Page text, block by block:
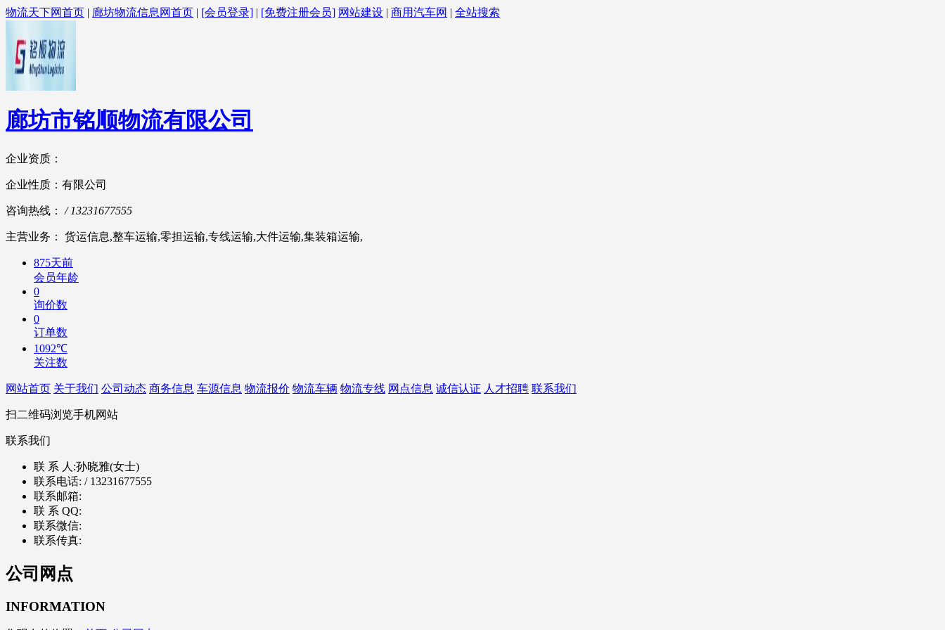
物流天下网首页 | 廊坊物流信息网首页 | [会员登录] | [免费注册会员] 网站建设 | 商用汽车网 | 全站搜索
廊坊市铭顺物流有限公司
企业资质：
企业性质：有限公司
咨询热线： / 13231677555
主营业务： 货运信息,整车运输,零担运输,专线运输,大件运输,集装箱运输,
875天前
会员年龄
0
询价数
0
订单数
1092℃
关注数
网站首页 关于我们 公司动态 商务信息 车源信息 物流报价 物流车辆 物流专线 网点信息 诚信认证 人才招聘 联系我们
扫二维码浏览手机网站
联系我们
联 系 人:孙晓雅(女士)
联系电话: / 13231677555
联系邮箱:
联 系 QQ:
联系微信:
联系传真:
公司网点
INFORMATION